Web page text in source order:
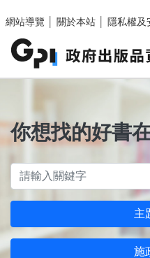
網站導覽
關於本站 隱私權及
你想找的好書
主
施